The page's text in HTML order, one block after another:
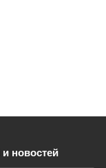
новостей